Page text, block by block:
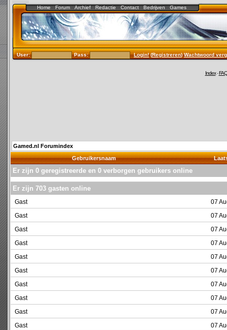
Home Forum Archief Redactie Contact Bedrijven Games
User: Pass: Login!(Registreren)Wachtwoord
Index-FAQ
Gamed.nl Forumindex
Gebruikersnaam
Er zijn 0 geregistreerde en 0 verborgen gebruikers online
Er zijn 703 gasten online
Gast
07
Gast
07
Gast
07
Gast
07
Gast
07
Gast
07
Gast
07
Gast
07
Gast
07
Gast
07